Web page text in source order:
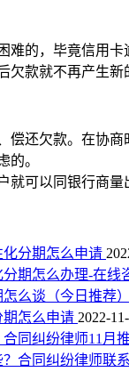
难的，毕竟信用
款就不再产生
偿还欠款。在协
的。
可以同银行商
分期怎么申请
期怎么办理-在线
么谈（今日推荐）
怎么申请 2022-
同纠纷律师11月
合同纠纷律师联